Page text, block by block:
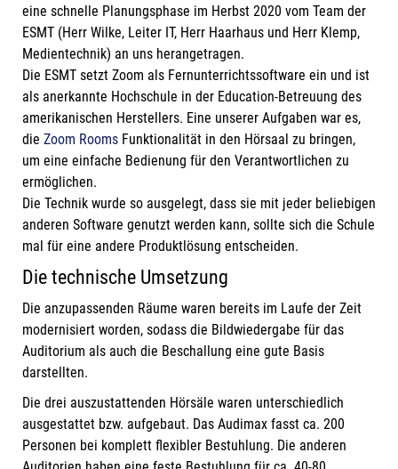
eine schnelle Planungsphase im Herbst 2020 vom Team der
ESMT (Herr Wilke, Leiter IT, Herr Haarhaus und Herr Klemp,
Medientechnik) an uns herangetragen.
Die ESMT setzt Zoom als Fernunterrichtssoftware ein und ist
als anerkannte Hochschule in der Education-Betreuung des
amerikanischen Herstellers. Eine unserer Aufgaben war es,
die Zoom Rooms Funktionalität in den Hörsaal zu bringen,
um eine einfache Bedienung für den Verantwortlichen zu
ermöglichen.
Die Technik wurde so ausgelegt, dass sie mit jeder beliebigen
anderen Software genutzt werden kann, sollte sich die Schule
mal für eine andere Produktlösung entscheiden.
Die technische Umsetzung
Die anzupassenden Räume waren bereits im Laufe der Zeit
modernisiert worden, sodass die Bildwiedergabe für das
Auditorium als auch die Beschallung eine gute Basis
darstellten.
Die drei auszustattenden Hörsäle waren unterschiedlich
ausgestattet bzw. aufgebaut. Das Audimax fasst ca. 200
Personen bei komplett flexibler Bestuhlung. Die anderen